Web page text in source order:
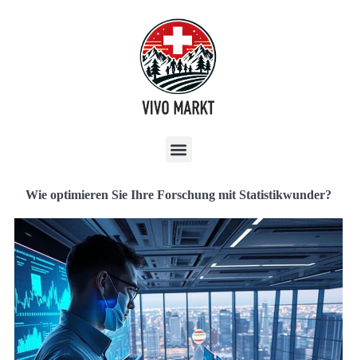
Wie optimieren Sie Ihre Forschung mit Statistikwunder?